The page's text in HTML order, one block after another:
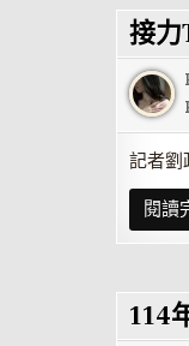
接力
記者
閱讀
114